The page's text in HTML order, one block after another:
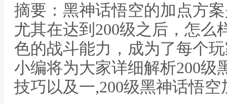
摘要：黑神话悟空的加点方
尤其在达到200级之后，怎么
色的战斗能力，成为了每个
小编将为大家详细解析200级
技巧以及一,200级黑神话悟空